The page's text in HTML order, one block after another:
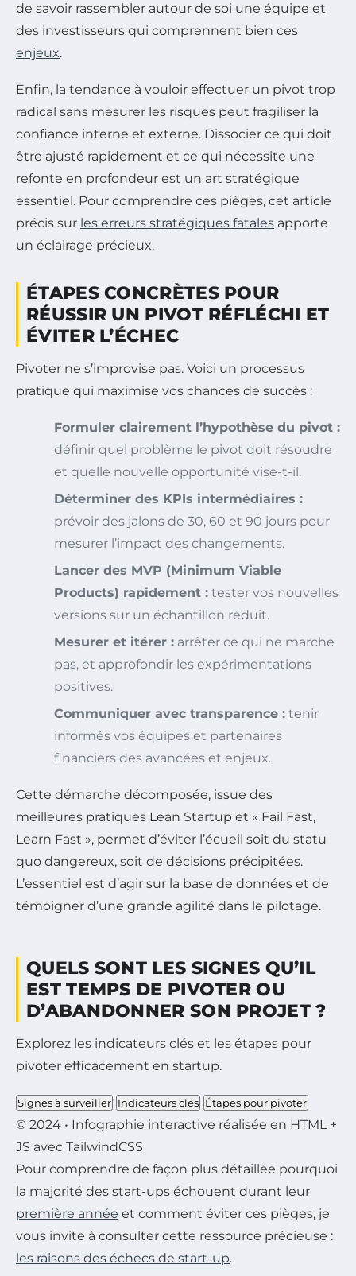
de savoir rassembler autour de soi une équipe et
des investisseurs qui comprennent bien ces
enjeux.
Enfin, la tendance à vouloir effectuer un pivot trop
radical sans mesurer les risques peut fragiliser la
confiance interne et externe. Dissocier ce qui doit
être ajusté rapidement et ce qui nécessite une
refonte en profondeur est un art stratégique
essentiel. Pour comprendre ces pièges, cet article
précis sur les erreurs stratégiques fatales apporte
un éclairage précieux.
ÉTAPES CONCRÈTES POUR
RÉUSSIR UN PIVOT RÉFLÉCHI ET
ÉVITER L’ÉCHEC
Pivoter ne s’improvise pas. Voici un processus
pratique qui maximise vos chances de succès :
Formuler clairement l’hypothèse du pivot :
définir quel problème le pivot doit résoudre
et quelle nouvelle opportunité vise-t-il.
Déterminer des KPIs intermédiaires :
prévoir des jalons de 30, 60 et 90 jours pour
mesurer l’impact des changements.
Lancer des MVP (Minimum Viable
Products) rapidement : tester vos nouvelles
versions sur un échantillon réduit.
Mesurer et itérer : arrêter ce qui ne marche
pas, et approfondir les expérimentations
positives.
Communiquer avec transparence : tenir
informés vos équipes et partenaires
financiers des avancées et enjeux.
Cette démarche décomposée, issue des
meilleures pratiques Lean Startup et « Fail Fast,
Learn Fast », permet d’éviter l’écueil soit du statu
quo dangereux, soit de décisions précipitées.
L’essentiel est d’agir sur la base de données et de
témoigner d’une grande agilité dans le pilotage.
QUELS SONT LES SIGNES QU’IL
EST TEMPS DE PIVOTER OU
D’ABANDONNER SON PROJET ?
Explorez les indicateurs clés et les étapes pour
pivoter efficacement en startup.
Signes à surveiller Indicateurs clés Étapes pour pivoter
© 2024 • Infographie interactive réalisée en HTML +
JS avec TailwindCSS
Pour comprendre de façon plus détaillée pourquoi
la majorité des start-ups échouent durant leur
première année et comment éviter ces pièges, je
vous invite à consulter cette ressource précieuse :
les raisons des échecs de start-up.